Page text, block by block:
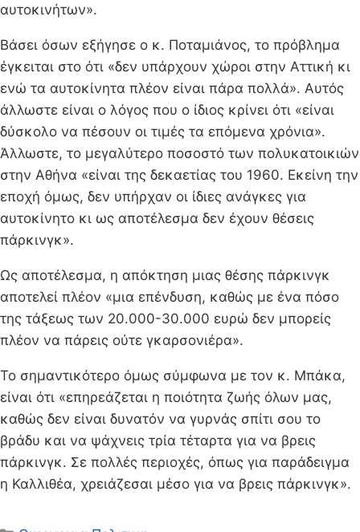
αυτοκινήτων».
Βάσει όσων εξήγησε ο κ. Ποταμιάνος, το πρόβλημα
έγκειται στο ότι «δεν υπάρχουν χώροι στην Αττική κι
ενώ τα αυτοκίνητα πλέον είναι πάρα πολλά». Αυτός
άλλωστε είναι ο λόγος που ο ίδιος κρίνει ότι «είναι
δύσκολο να πέσουν οι τιμές τα επόμενα χρόνια».
Άλλωστε, το μεγαλύτερο ποσοστό των πολυκατοικιών
στην Αθήνα «είναι της δεκαετίας του 1960. Εκείνη την
εποχή όμως, δεν υπήρχαν οι ίδιες ανάγκες για
αυτοκίνητο κι ως αποτέλεσμα δεν έχουν θέσεις
πάρκινγκ».
Ως αποτέλεσμα, η απόκτηση μιας θέσης πάρκινγκ
αποτελεί πλέον «μια επένδυση, καθώς με ένα πόσο
της τάξεως των 20.000-30.000 ευρώ δεν μπορείς
πλέον να πάρεις ούτε γκαρσονιέρα».
Το σημαντικότερο όμως σύμφωνα με τον κ. Μπάκα,
είναι ότι «επηρεάζεται η ποιότητα ζωής όλων μας,
καθώς δεν είναι δυνατόν να γυρνάς σπίτι σου το
βράδυ και να ψάχνεις τρία τέταρτα για να βρεις
πάρκινγκ. Σε πολλές περιοχές, όπως για παράδειγμα
η Καλλιθέα, χρειάζεσαι μέσο για να βρεις πάρκινγκ».